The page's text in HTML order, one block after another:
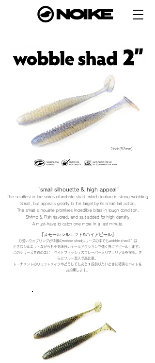
2inch(52mm)
"small silhouette & high appeal"
The smallest in the series of wobble shad, which feature is strong wobbling.
Small, but appeals greatly to the target by its smart tail action.
The small silhouette promises incredible bites in tough condition.
Shrimp & Fish flavored, and salt added for high density.
A must-have to catch one more in a last minute.
『スモールシルエット&ハイアピール』
力強いウォブリングが特徴のwobble shadシリーズの中でもwobble shad2" は
小さなシルエットながらも小気味良いテールアクションで強く魚にアピールします。
このシリーズ共通のエビ・ベイトフィッシュのフレーバー入りマテリアルを採用。さ
らにソルト混入で高比重。
トーナメントのリミットメイクやどうしてもあと１匹釣りたいときに確実なバイトを
お約束します。